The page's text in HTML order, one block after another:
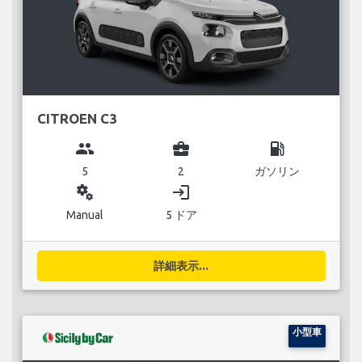
CITROEN C3
group
5
business_center
2
local_gas_station
ガソリン
miscellaneous_services
Manual
login
5 ドア
詳細表示...
小型車